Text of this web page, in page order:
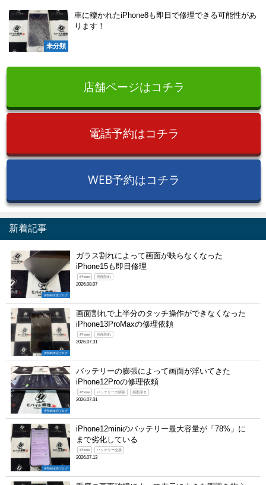
未分類
車に轢かれたiPhone8も即日で修理できる可能性があ
ります！
店舗ページはコチラ
電話予約はコチラ
WEB予約はコチラ
新着記事
伊勢崎本店ブログ
ガラス割れによって画面が映らなくなった
iPhone15も即日修理
iPhone 画面割れ
2026.08.07
伊勢崎本店ブログ
画面割れで上半分のタッチ操作ができなくなった
iPhone13ProMaxの修理依頼
iPhone 画面割れ
2026.07.31
伊勢崎本店ブログ
バッテリーの膨張によって画面が浮いてきた
iPhone12Proの修理依頼
iPhone バッテリーの膨張 画面浮き
2026.07.31
伊勢崎本店ブログ
iPhone12miniのバッテリー最大容量が「78%」に
まで劣化している
iPhone バッテリー交換
2026.07.13